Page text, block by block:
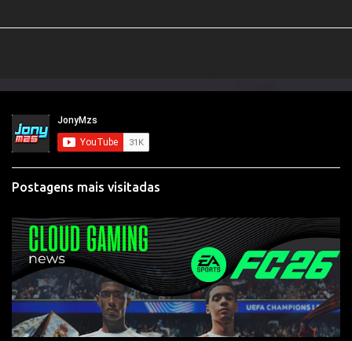
Postagens mais visitadas